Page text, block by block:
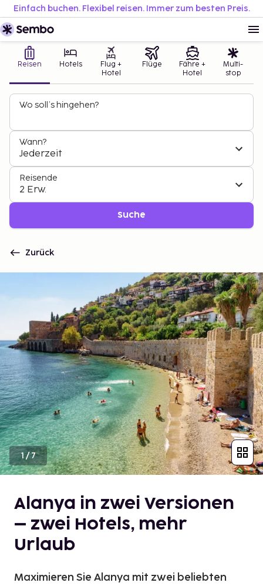
Einfach buchen. Flexibel reisen. Immer zum besten Preis.
Reisen Hotels
Flug +
Hotel
Flüge
Fähre +
Hotel
Multi-
stop
Wo soll’s hingehen?
Wann?
Jederzeit
Reisende
2 Erw.
Suche
Zurück
1 /7
Alanya in zwei Versionen
– zwei Hotels, mehr
Urlaub
Maximieren Sie Alanya mit zwei beliebten